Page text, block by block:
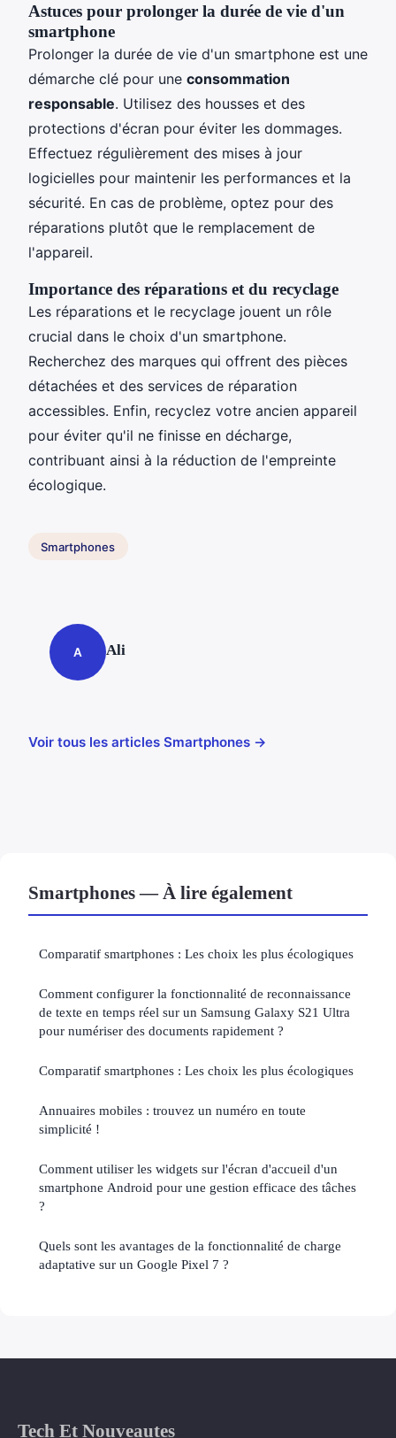
Astuces pour prolonger la durée de vie d'un
smartphone
Prolonger la durée de vie d'un smartphone est une
démarche clé pour une consommation
responsable. Utilisez des housses et des
protections d'écran pour éviter les dommages.
Effectuez régulièrement des mises à jour
logicielles pour maintenir les performances et la
sécurité. En cas de problème, optez pour des
réparations plutôt que le remplacement de
l'appareil.
Importance des réparations et du recyclage
Les réparations et le recyclage jouent un rôle
crucial dans le choix d'un smartphone.
Recherchez des marques qui offrent des pièces
détachées et des services de réparation
accessibles. Enfin, recyclez votre ancien appareil
pour éviter qu'il ne finisse en décharge,
contribuant ainsi à la réduction de l'empreinte
écologique.
Smartphones
A Ali
Voir tous les articles Smartphones →
Smartphones — À lire également
Comparatif smartphones : Les choix les plus écologiques
Comment configurer la fonctionnalité de reconnaissance
de texte en temps réel sur un Samsung Galaxy S21 Ultra
pour numériser des documents rapidement ?
Comparatif smartphones : Les choix les plus écologiques
Annuaires mobiles : trouvez un numéro en toute
simplicité !
Comment utiliser les widgets sur l'écran d'accueil d'un
smartphone Android pour une gestion efficace des tâches
?
Quels sont les avantages de la fonctionnalité de charge
adaptative sur un Google Pixel 7 ?
Tech Et Nouveautes